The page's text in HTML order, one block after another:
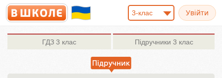
3-клас
ГДЗ 3 клас Підручники 3 клас